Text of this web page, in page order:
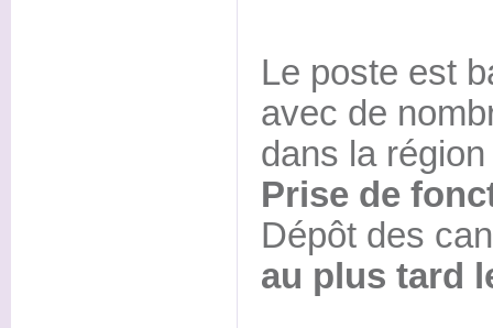
Le poste est
avec de
dans la
Prise de
Dépôt des
au plus tard